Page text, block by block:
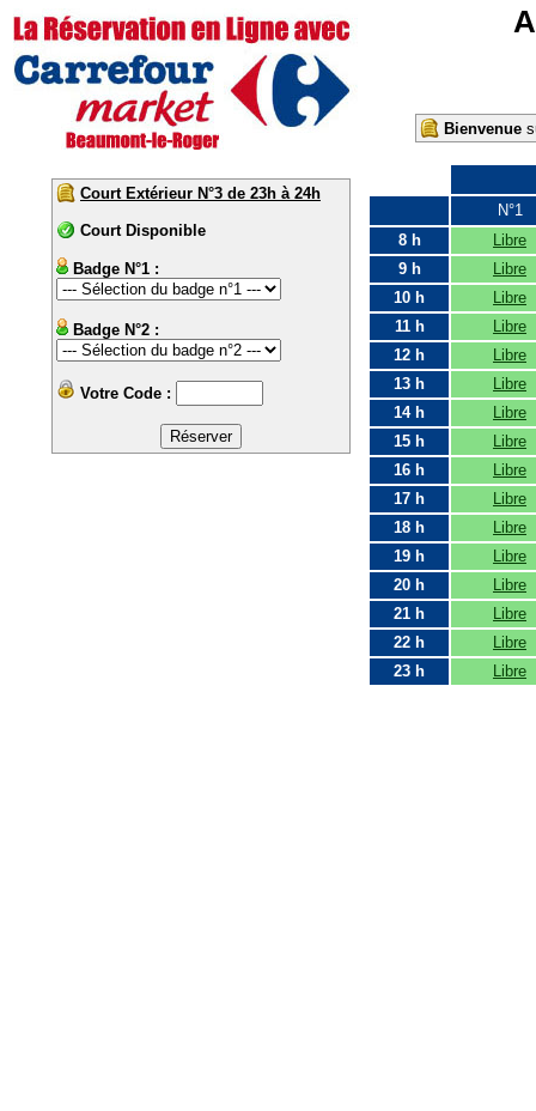
Bienvenue
Court Extérieur N°3 de 23h à 24h
Court Disponible
Badge N°1 :
Badge N°2 :
Votre Code :
N°1
8 h
Libre
9 h
Libre
10 h
Libre
11 h
Libre
12 h
Libre
13 h
Libre
14 h
Libre
15 h
Libre
16 h
Libre
17 h
Libre
18 h
Libre
19 h
Libre
20 h
Libre
21 h
Libre
22 h
Libre
23 h
Libre